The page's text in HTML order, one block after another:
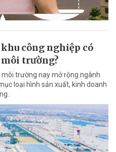
công nghiệp có
trường?
môi trường nay mở rộng ngành
loại hình sản xuất, kinh doanh